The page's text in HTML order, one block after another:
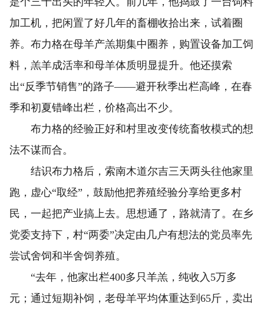
加工机，把闲置了好几年的畜棚收拾出来，试着圈
养。布力格在母羊产羔期集中圈养，购置设备加工饲
料，羔羊成活率和母羊体质明显提升。他还摸索
出“反季节销售”的路子——避开秋季出栏高峰，在春
季和初夏错峰出栏，价格高出不少。
布力格的经验正好和村里改变传统畜牧模式的想
法不谋而合。
结识布力格后，索南木道尔吉三天两头往他家里
跑，虚心“取经”，鼓励他把养殖经验分享给更多村
民，一起把产业搞上去。思想通了，路就清了。在乡
党委支持下，村“两委”决定由几户有想法的党员率先
尝试舍饲和半舍饲养殖。
“去年，他家出栏400多只羊羔，纯收入5万多
元；通过短期补饲，老母羊平均体重达到65斤，卖出